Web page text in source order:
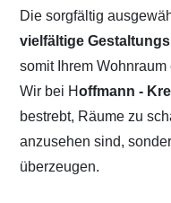
Die sorgfältig
vielfältige
somit Ihrem
Wir bei Hoffmann -
bestrebt, Räume zu
anzusehen sind,
überzeugen.